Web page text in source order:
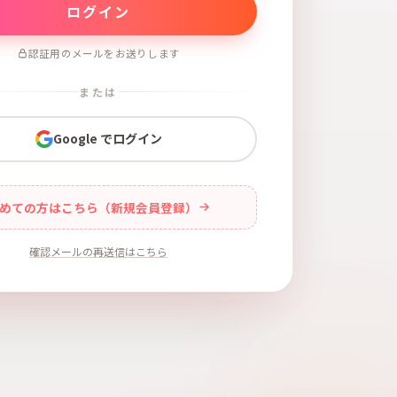
認証用のメールをお送りします
または
Google でログイン
ての方はこちら（新規会員登録）
確認メールの再送信はこちら